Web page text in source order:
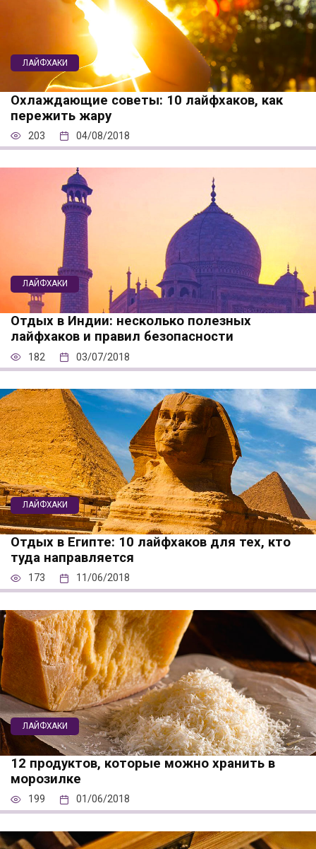
ЛАЙФХАКИ
Охлаждающие советы: 10 лайфхаков, как
пережить жару
203 04/08/2018
ЛАЙФХАКИ
Отдых в Индии: несколько полезных
лайфхаков и правил безопасности
182 03/07/2018
ЛАЙФХАКИ
Отдых в Египте: 10 лайфхаков для тех, кто
туда направляется
173 11/06/2018
ЛАЙФХАКИ
12 продуктов, которые можно хранить в
морозилке
199 01/06/2018